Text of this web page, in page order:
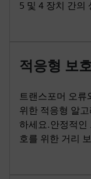
5 및 4 장치 간의
적응형 보
트랜스포머 오류
위한 적응형 알
하세요.안정적인
호를 위한 거리